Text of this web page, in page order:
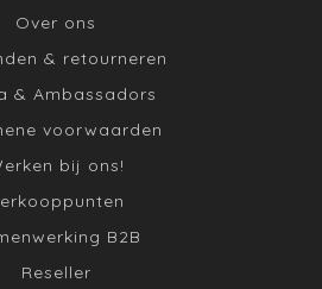
Over ons
& retourneren
& Ambassadors
voorwaarden
bij ons!
B2B
Reseller